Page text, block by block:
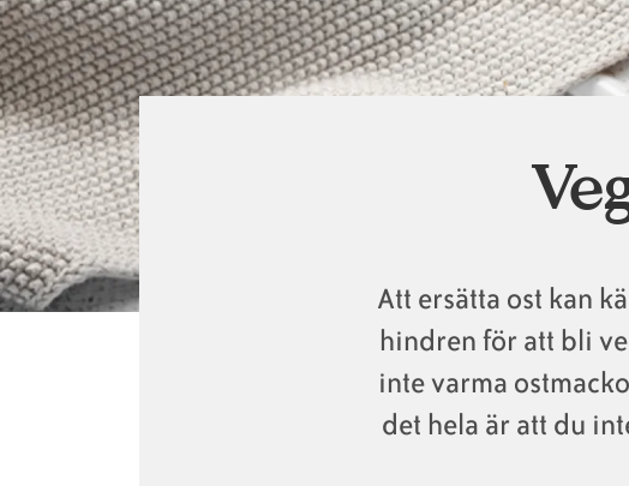
Att ersätta ost kan
hindren för att bli
inte varma
det hela är att du